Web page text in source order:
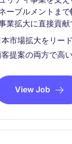
ーブルメントま
業拡大に直接貢
市場拡大をリー
提案の両方で高
View Job